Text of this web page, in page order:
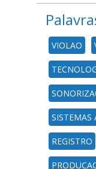
VIOLAO
SISTEMAS
REGISTRO